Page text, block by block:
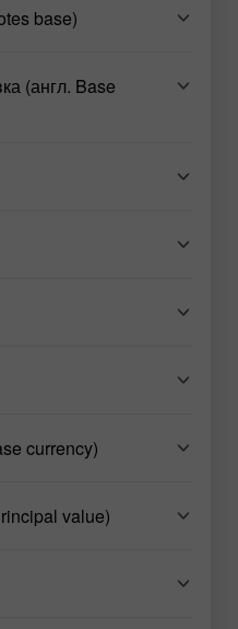
base)
(англ. Base
currency)
value)